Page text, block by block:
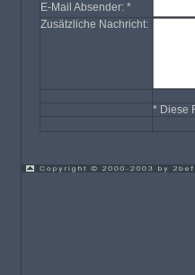
E-Mail Absender: *
Zusätzliche Nachricht:
* Diese